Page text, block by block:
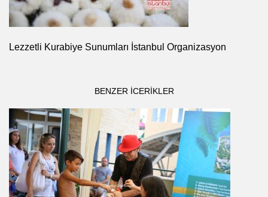
Lezzetli Kurabiye Sunumları İstanbul Organizasyon
BENZER ICERIKLER